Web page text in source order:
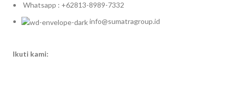
Whatsapp : +62813-8989-7332
info@sumatragroup.id
Ikuti kami: